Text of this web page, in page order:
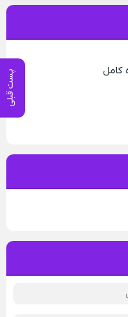
پست قبلی
کامل